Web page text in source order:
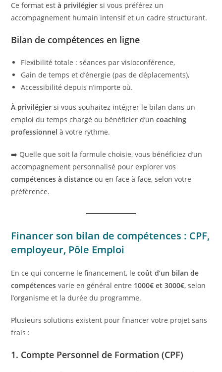
Ce format està privilégier si vous préférez un
accompagnement humain intensif et un cadre structurant.
Bilan de compétences en ligne
Flexibilité totale : séances par visioconférence,
Gain de temps et d’énergie (pas de déplacements),
Accessibilité depuis n’importe où.
À privilégier si vous souhaitez intégrer le bilan dans un
emploi du temps chargé ou bénéficier d’uncoaching
professionnel à votre rythme.
➡️ Quelle que soit la formule choisie, vous bénéficiez d’un
accompagnement personnalisé pour explorer vos
compétences à distance ou en face à face, selon votre
préférence.
Financer son bilan de compétences : CPF,
employeur, Pôle Emploi
En ce qui concerne le financement, lecoût d’un bilan de
compétences varie en général entre 1000€ et 3000€, selon
l’organisme et la durée du programme.
Plusieurs solutions existent pour financer votre projet sans
frais :
1. Compte Personnel de Formation (CPF)